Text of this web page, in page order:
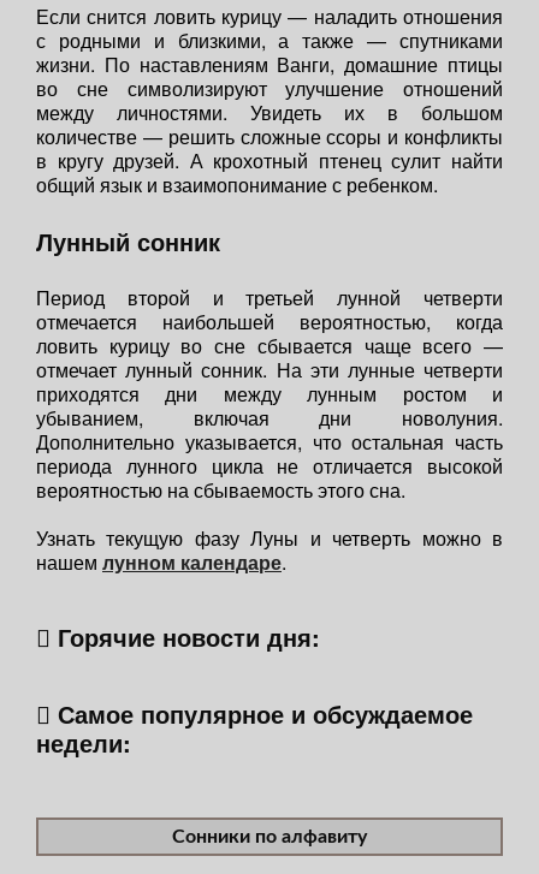
Если снится ловить курицу — наладить отношения
с родными и близкими, а также — спутниками
жизни. По наставлениям Ванги, домашние птицы
во сне символизируют улучшение отношений
между личностями. Увидеть их в большом
количестве — решить сложные ссоры и конфликты
в кругу друзей. А крохотный птенец сулит найти
общий язык и взаимопонимание с ребенком.
Лунный сонник
Период второй и третьей лунной четверти
отмечается наибольшей вероятностью, когда
ловить курицу во сне сбывается чаще всего —
отмечает лунный сонник. На эти лунные четверти
приходятся дни между лунным ростом и
убыванием, включая дни новолуния.
Дополнительно указывается, что остальная часть
периода лунного цикла не отличается высокой
вероятностью на сбываемость этого сна.
Узнать текущую фазу Луны и четверть можно в
нашем лунном календаре.
Горячие новости дня:
Самое популярное и обсуждаемое
недели:
Сонники по алфавиту